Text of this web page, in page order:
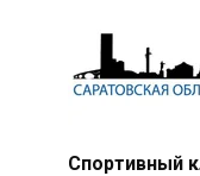
Спортивный